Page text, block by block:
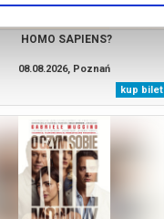
HOMO SAPIENS?
08.08.2026, Poznań
kup bilet